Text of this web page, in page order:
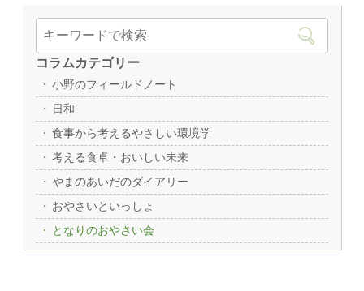
コラムカテゴリー
小野のフィールドノート
日和
食事から考えるやさしい環境学
考える食卓・おいしい未来
やまのあいだのダイアリー
おやさいといっしょ
となりのおやさい会